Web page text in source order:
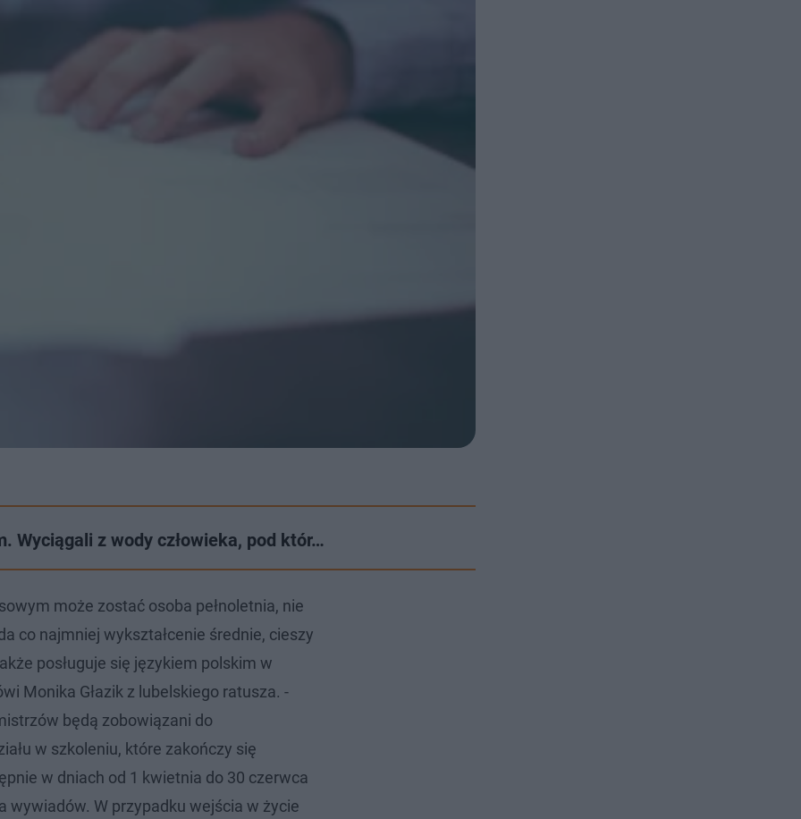
Wyciągali z wody człowieka, pod któr…
może zostać osoba pełnoletnia, nie
co najmniej wykształcenie średnie, cieszy
posługuje się językiem polskim w
Monika Głazik z lubelskiego ratusza. -
będą zobowiązani do
w szkoleniu, które zakończy się
w dniach od 1 kwietnia do 30 czerwca
wywiadów. W przypadku wejścia w życie